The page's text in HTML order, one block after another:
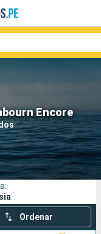
Encore
Compañías
Ordenar